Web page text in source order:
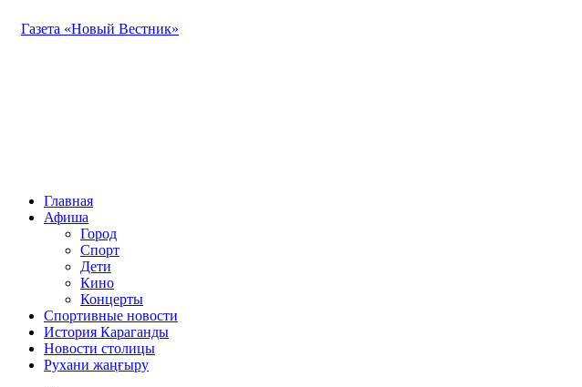
Газета «Новый Вестник»
Главная
Афиша
Город
Спорт
Дети
Кино
Концерты
Спортивные новости
История Караганды
Новости столицы
Рухани жаңғыру